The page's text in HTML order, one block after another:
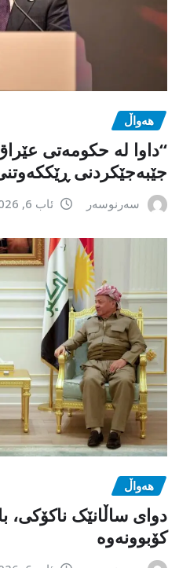
هەواڵ
“داوا لە حكومەتی
جێبەجێكردنی
سەرنوسەر ئاب 6, 2026
هەواڵ
دوای ساڵانێک ناکۆکی،
کۆبوونەوە